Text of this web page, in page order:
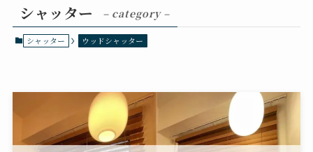
シャッター – category –
シャッター ウッドシャッター